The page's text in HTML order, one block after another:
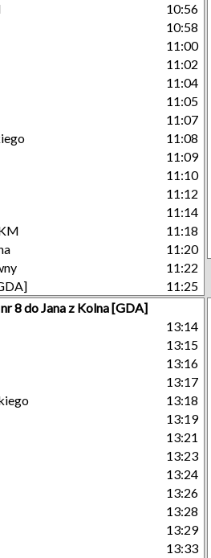
10:56
10:58
11:00
11:02
11:04
11:05
11:07
11:08
11:09
11:10
11:12
11:14
11:18
11:20
11:22
11:25
8 do Jana z Kolna [GDA]
13:14
13:15
13:16
13:17
13:18
13:19
13:21
13:23
13:24
13:26
13:28
13:29
13:33